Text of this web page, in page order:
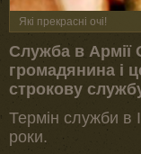
Якi прекраснi очi!
Служба в Армії
громадянина і
строкову
Термін служби в
роки.